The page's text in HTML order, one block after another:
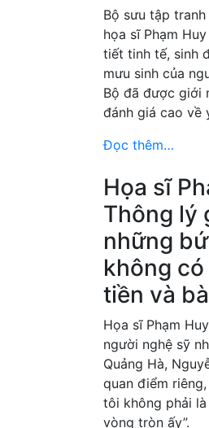
Bộ sưu tập tranh
họa sĩ Phạm
tiết tinh tế, sinh
mưu sinh của
Bộ đã được giới
đánh giá cao về
Đọc thêm…
Họa sĩ
Thông lý
những
không
tiền và
Họa sĩ Phạm
người nghệ sỹ
Quảng Hà,
quan điểm
tôi không phải
vòng tròn ấy”.